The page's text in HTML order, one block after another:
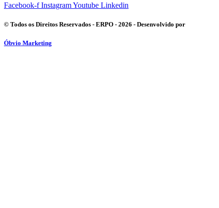
Facebook-f InstagramYoutube Linkedin
© Todos os Direitos Reservados - ERPO - 2026 - Desenvolvido por
Óbvio Marketing